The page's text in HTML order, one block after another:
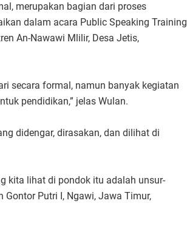
merupakan bagian dari proses
dalam acara Public Speaking Training
An-Nawawi Mlilir, Desa Jetis,
secara formal, namun banyak kegiatan
pendidikan,” jelas Wulan.
didengar, dirasakan, dan dilihat di
kita lihat di pondok itu adalah unsur-
Gontor Putri I, Ngawi, Jawa Timur,